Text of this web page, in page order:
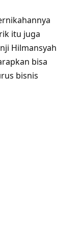
itu juga
Hilmansyah
bisa
bisnis